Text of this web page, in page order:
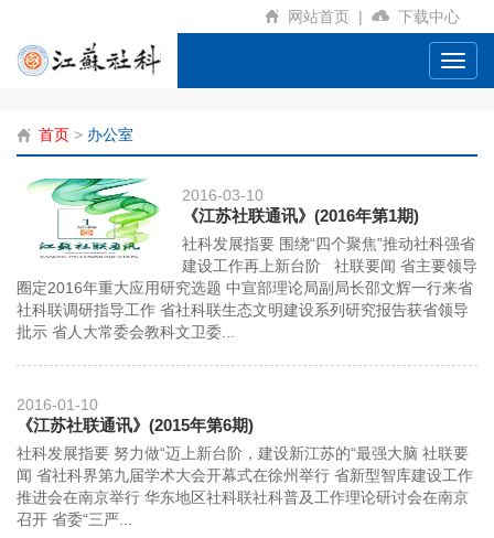
网站首页 | 下载中心
首页 > 办公室
2016-03-10
《江苏社联通讯》(2016年第1期)
社科发展指要 围绕“四个聚焦”推动社科强省
建设工作再上新台阶 社联要闻 省主要领导
圈定2016年重大应用研究选题 中宣部理论局副局长邵文辉一行来省
社科联调研指导工作 省社科联生态文明建设系列研究报告获省领导
批示 省人大常委会教科文卫委...
2016-01-10
《江苏社联通讯》(2015年第6期)
社科发展指要 努力做“迈上新台阶，建设新江苏的“最强大脑 社联要
闻 省社科界第九届学术大会开幕式在徐州举行 省新型智库建设工作
推进会在南京举行 华东地区社科联社科普及工作理论研讨会在南京
召开 省委“三严...